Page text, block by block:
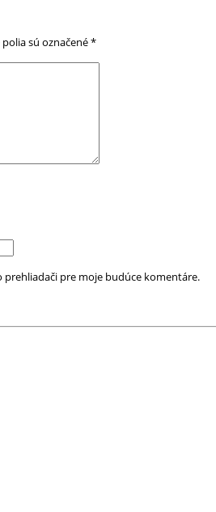
sú označené*
pre moje budúce komentáre.